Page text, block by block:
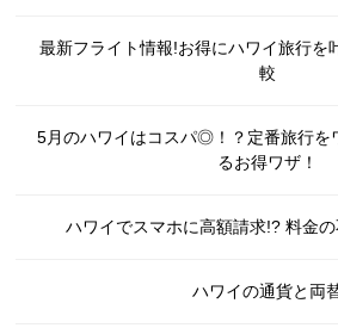
最新フライト情報!お得にハワイ旅行を
較
5月のハワイはコスパ◎！？定番旅行を
るお得ワザ！
ハワイでスマホに高額請求!? 料金
ハワイの通貨と両